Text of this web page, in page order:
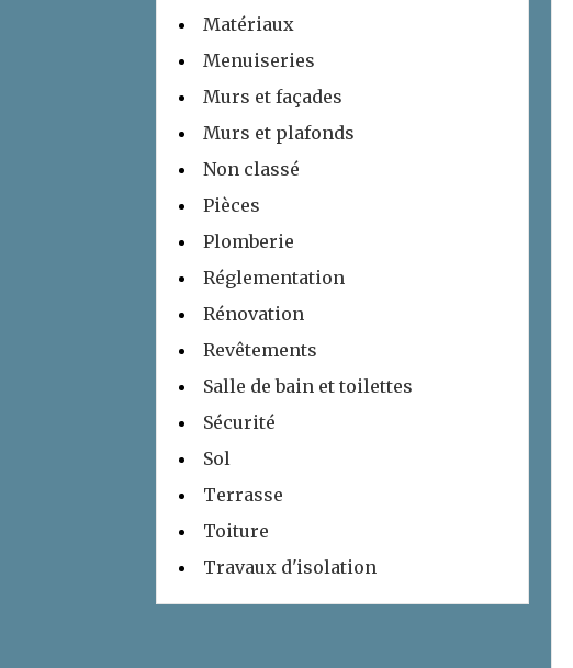
Matériaux
Menuiseries
Murs et façades
Murs et plafonds
Non classé
Pièces
Plomberie
Réglementation
Rénovation
Revêtements
Salle de bain et toilettes
Sécurité
Sol
Terrasse
Toiture
Travaux d'isolation